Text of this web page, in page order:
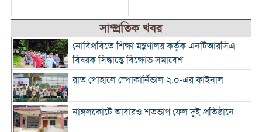
সাম্প্রতিক খবর
নোবিপ্রবিতে শিক্ষা মন্ত্রণালয় কর্তৃক এনটিআরসিএ
বিষয়ক সিদ্ধান্তে বিক্ষোভ সমাবেশ
রাত পোহালে স্পোকার্নিভাল ২.০-এর ফাইনাল
নাঙ্গলকোটে আবারও শতভাগ ফেল দুই প্রতিষ্ঠানে